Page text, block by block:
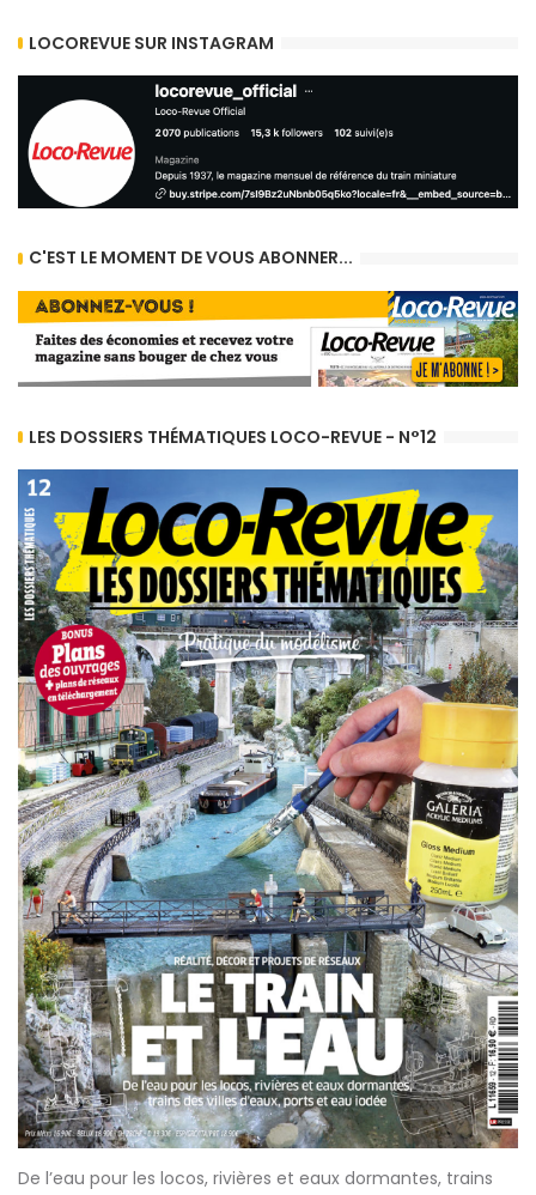
LOCOREVUE SUR INSTAGRAM
C'EST LE MOMENT DE VOUS ABONNER...
LES DOSSIERS THÉMATIQUES LOCO-REVUE - N°12
De l’eau pour les locos, rivières et eaux dormantes, trains